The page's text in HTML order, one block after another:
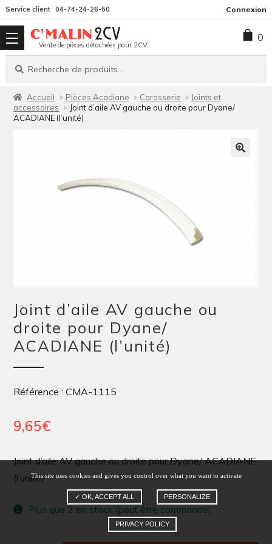
la
navigation
contenu
Service client 04-74-24-26-50 Connexion
Vente de pièces détachées pour 2CV
Recherche
Recherche
0
Accueil Pièces Acadiane Carosserie
Joints et
accessoires
Joint d’aile AV gauche ou droite pour Dyane/
ACADIANE (l’unité)
Joint d’aile AV gauche ou
droite pour Dyane/
ACADIANE (l’unité)
Référence : CMA-1115
9,65€
Joint d’aile AV gauche ou droite pour Dyane/ ACADIANE
(l’unité)
Plus que 2 en stock (peut être commandé)
This site uses cookies and gives you control over what you want to activate
✓ OK, ACCEPT ALL PERSONALIZE
PRIVACY POLICY